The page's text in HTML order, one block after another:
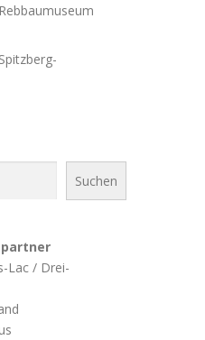
Rebbaumuseum
Spitzberg-
Suchen
Lac / Drei-